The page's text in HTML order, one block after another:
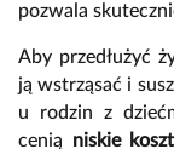
pozwala
Aby przedłużyć
ją wstrząsać i
u rodzin z
cenią niskie